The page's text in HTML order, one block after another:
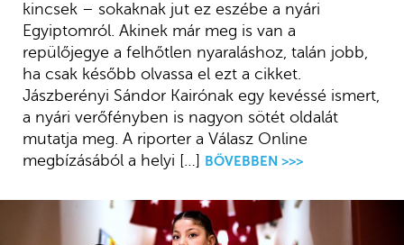
kincsek – sokaknak jut ez eszébe a nyári
Egyiptomról. Akinek már meg is van a
repülőjegye a felhőtlen nyaraláshoz, talán jobb,
ha csak később olvassa el ezt a cikket.
Jászberényi Sándor Kairónak egy kevéssé ismert,
a nyári verőfényben is nagyon sötét oldalát
mutatja meg. A riporter a Válasz Online
megbízásából a helyi […] BŐVEBBEN >>>